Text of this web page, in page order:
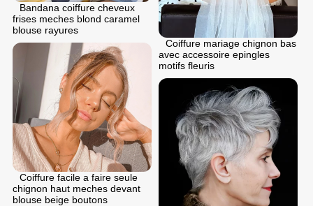
Bandana coiffure cheveux
frises meches blond caramel
blouse rayures
Coiffure mariage chignon bas
avec accessoire epingles
motifs fleuris
Coiffure facile a faire seule
chignon haut meches devant
blouse beige boutons